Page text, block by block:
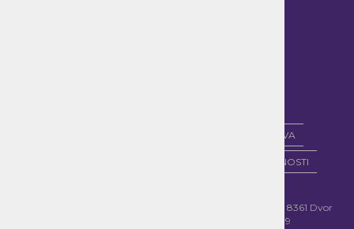
DOSTAVA IN DOBAVA
POLITIKA ZASEBNOSTI
Doživetja d.o.o., Srednji Lipovec 9, 8361 Dvor
+386 41 984 109